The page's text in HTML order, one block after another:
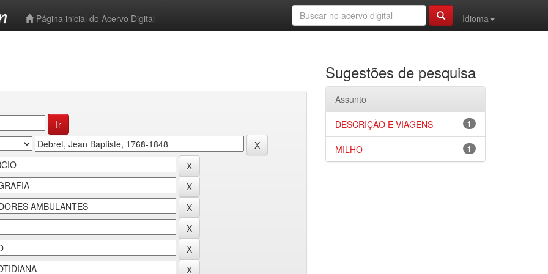
Página inicial do Acervo Digital
Idioma
Sugestões de pesquisa
Assunto
1
DESCRIÇÃO E VIAGENS
1
MILHO